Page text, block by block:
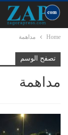
Home مداهمة
تصفح الوسم
مداهمة